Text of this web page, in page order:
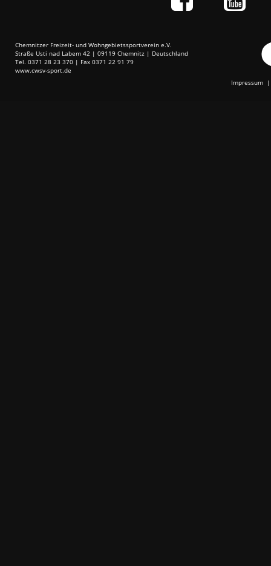
Chemnitzer Freizeit- und Wohngebietssportverein e.V.
Straße Usti nad Labem 42 | 09119 Chemnitz | Deutschland
Tel. 0371 28 23 370 | Fax 0371 22 91 79
www.cwsv-sport.de
Impressum